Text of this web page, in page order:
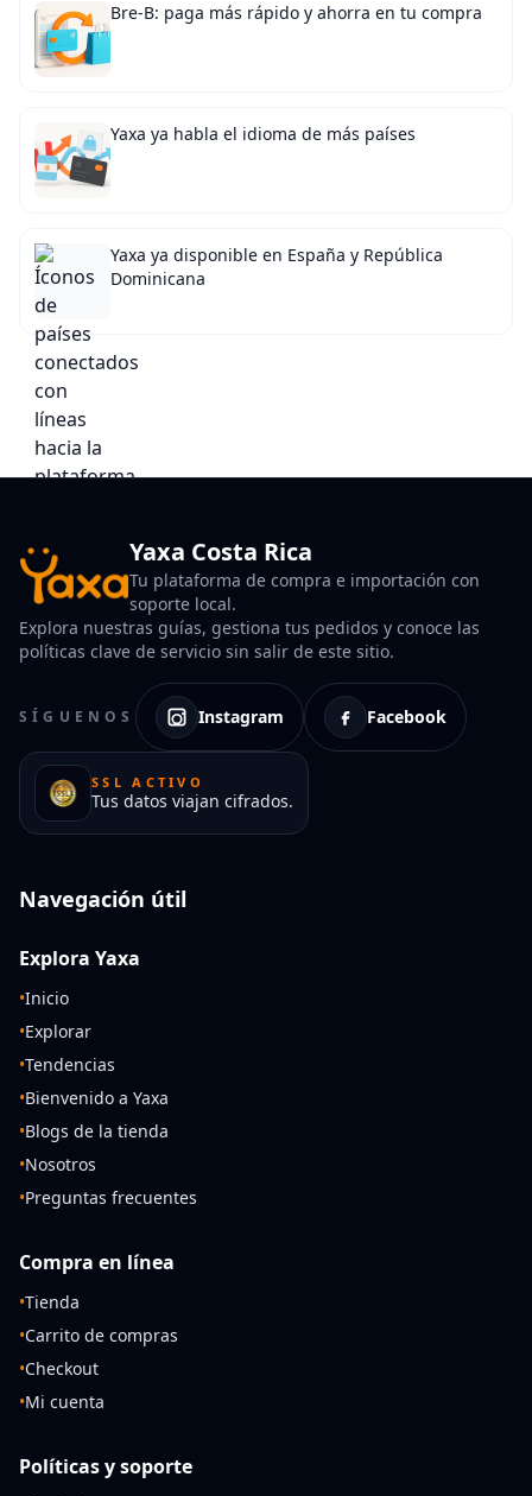
Bre-B: paga más rápido y ahorra en tu compra
Yaxa ya habla el idioma de más países
Yaxa ya disponible en España y República
Dominicana
Yaxa Costa Rica
Tu plataforma de compra e importación con
soporte local.
Explora nuestras guías, gestiona tus pedidos y conoce las
políticas clave de servicio sin salir de este sitio.
SÍGUENOS Instagram Facebook
SSL ACTIVO
Tus datos viajan cifrados.
Navegación útil
Explora Yaxa
•Inicio
•Explorar
•Tendencias
•Bienvenido a Yaxa
•Blogs de la tienda
•Nosotros
•Preguntas frecuentes
Compra en línea
•Tienda
•Carrito de compras
•Checkout
•Mi cuenta
Políticas y soporte